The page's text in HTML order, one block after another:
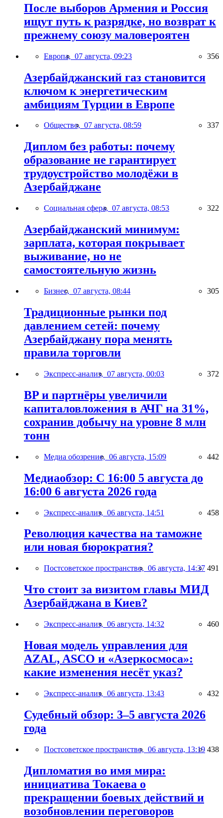
После выборов Армения и Россия
ищут путь к разрядке, но возврат к
прежнему союзу маловероятен
Европа, 07 августа, 09:23 356
Азербайджанский газ становится
ключом к энергетическим
амбициям Турции в Европе
Общество, 07 августа, 08:59 337
Диплом без работы: почему
образование не гарантирует
трудоустройство молодёжи в
Азербайджане
Социальная сфера, 07 августа, 08:53 322
Азербайджанский минимум:
зарплата, которая покрывает
выживание, но не
самостоятельную жизнь
Бизнес, 07 августа, 08:44 305
Традиционные рынки под
давлением сетей: почему
Азербайджану пора менять
правила торговли
Экспресс-анализ, 07 августа, 00:03 372
BP и партнёры увеличили
капиталовложения в АЧГ на 31%,
сохранив добычу на уровне 8 млн
тонн
Медиа обозрение, 06 августа, 15:09 442
Медиаобзор: С 16:00 5 августа до
16:00 6 августа 2026 года
Экспресс-анализ, 06 августа, 14:51 458
Революция качества на таможне
или новая бюрократия?
Постсоветское пространство, 06 августа, 14:37 491
Что стоит за визитом главы МИД
Азербайджана в Киев?
Экспресс-анализ, 06 августа, 14:32 460
Новая модель управления для
AZAL, ASCO и «Азеркосмоса»:
какие изменения несёт указ?
Экспресс-анализ, 06 августа, 13:43 432
Судебный обзор: 3–5 августа 2026
года
Постсоветское пространство, 06 августа, 13:19 438
Дипломатия во имя мира:
инициатива Токаева о
прекращении боевых действий и
возобновлении переговоров